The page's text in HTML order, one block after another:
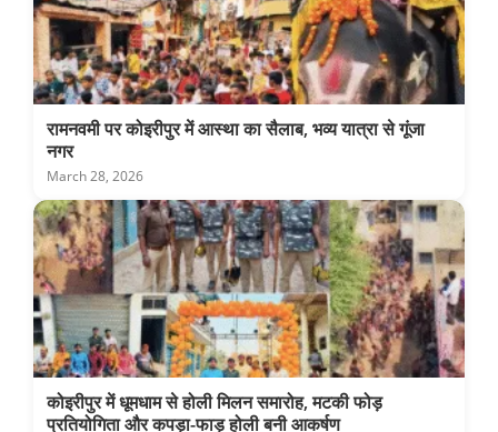
रामनवमी पर कोइरीपुर में आस्था का सैलाब, भव्य यात्रा से गूंजा
नगर
March 28, 2026
कोइरीपुर में धूमधाम से होली मिलन समारोह, मटकी फोड़
प्रतियोगिता और कपड़ा-फाड़ होली बनी आकर्षण